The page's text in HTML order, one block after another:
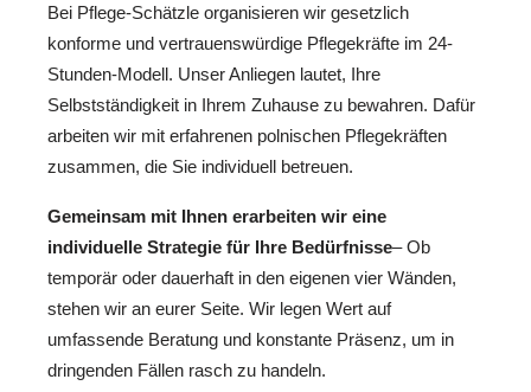
Bei Pflege-Schätzle organisieren wir gesetzlich
konforme und vertrauenswürdige Pflegekräfte im 24-
Stunden-Modell. Unser Anliegen lautet, Ihre
Selbstständigkeit in Ihrem Zuhause zu bewahren. Dafür
arbeiten wir mit erfahrenen polnischen Pflegekräften
zusammen, die Sie individuell betreuen.
Gemeinsam mit Ihnen erarbeiten wir eine
individuelle Strategie für Ihre Bedürfnisse– Ob
temporär oder dauerhaft in den eigenen vier Wänden,
stehen wir an eurer Seite. Wir legen Wert auf
umfassende Beratung und konstante Präsenz, um in
dringenden Fällen rasch zu handeln.